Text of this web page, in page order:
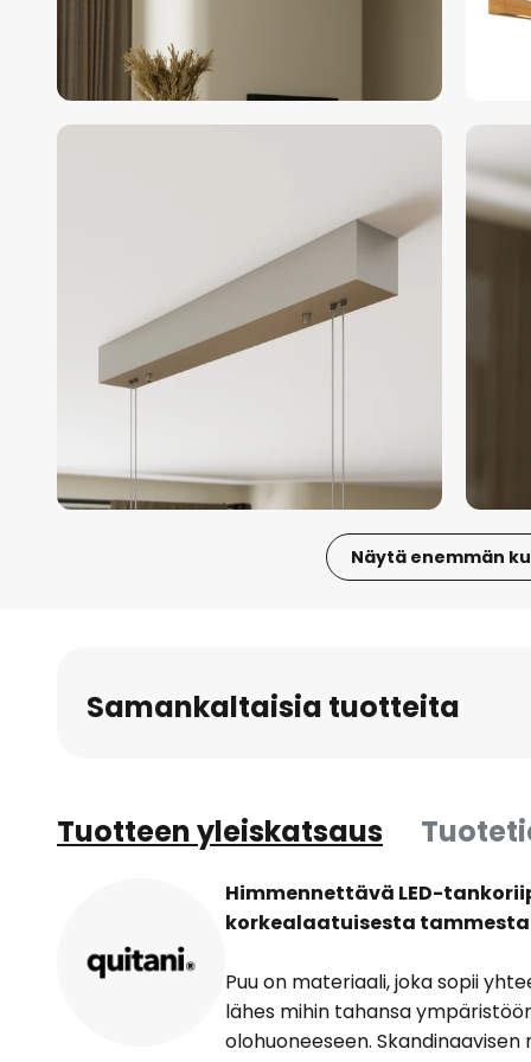
Näytä enemmän
Samankaltaisia tuotteita
Tuotteen yleiskatsaus
Himmennettävä LED-
korkealaatuisesta tammesta
Puu on materiaali, joka sopii
lähes mihin tahansa
olohuoneeseen.